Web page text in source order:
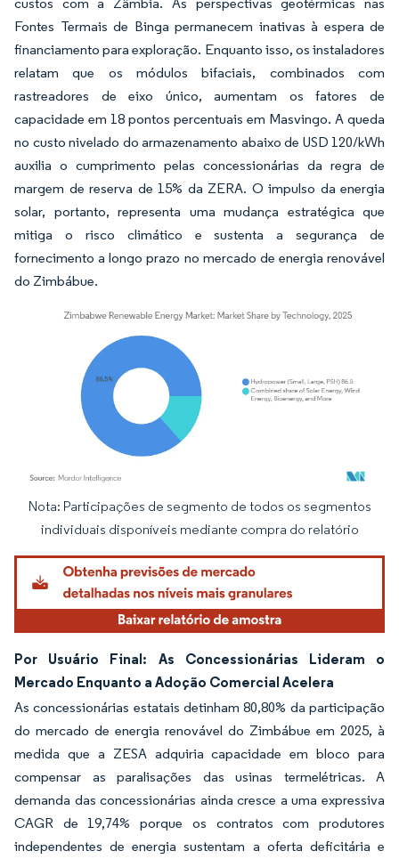
Fontes Termais de Binga permanecem inativas à espera de
financiamento para exploração. Enquanto isso, os instaladores
relatam que os módulos bifaciais, combinados com
rastreadores de eixo único, aumentam os fatores de
capacidade em 18 pontos percentuais em Masvingo. A queda
no custo nivelado do armazenamento abaixo de USD 120/kWh
auxilia o cumprimento pelas concessionárias da regra de
margem de reserva de 15% da ZERA. O impulso da energia
solar, portanto, representa uma mudança estratégica que
mitiga o risco climático e sustenta a segurança de
fornecimento a longo prazo no mercado de energia renovável
do Zimbábue.
Imagem © Mordor Intelligence. O reuso requer atribuição conforme CC BY 4.0.
Nota: Participações de segmento de todos os segmentos
individuais disponíveis mediante compra do relatório
Por Usuário Final: As Concessionárias Lideram o
Mercado Enquanto a Adoção Comercial Acelera
As concessionárias estatais detinham 80,80% da participação
do mercado de energia renovável do Zimbábue em 2025, à
medida que a ZESA adquiria capacidade em bloco para
compensar as paralisações das usinas termelétricas. A
demanda das concessionárias ainda cresce a uma expressiva
CAGR de 19,74% porque os contratos com produtores
independentes de energia sustentam a oferta deficitária e